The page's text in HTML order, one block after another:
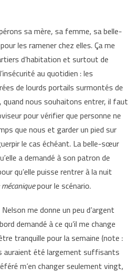
sa mère, sa femme, sa belle-
les ramener chez elles. Ça me
d’habitation et surtout de
au quotidien : les
de lourds portails surmontés de
nous souhaitons entrer, il faut
pour vérifier que personne ne
que nous et garder un pied sur
le cas échéant. La belle-sœur
a demandé à son patron de
qu’elle puisse rentrer à la nuit
pour le scénario.
me donne un peu d’argent
demandé à ce qu’il me change
tranquille pour la semaine (note :
auraient été largement suffisants
m’en changer seulement vingt,